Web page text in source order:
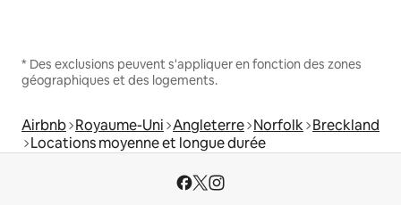
* Des exclusions peuvent s'appliquer en fonction des zones
géographiques et des logements.
Airbnb Royaume-Uni Angleterre Norfolk Breckland
Locations moyenne et longue durée